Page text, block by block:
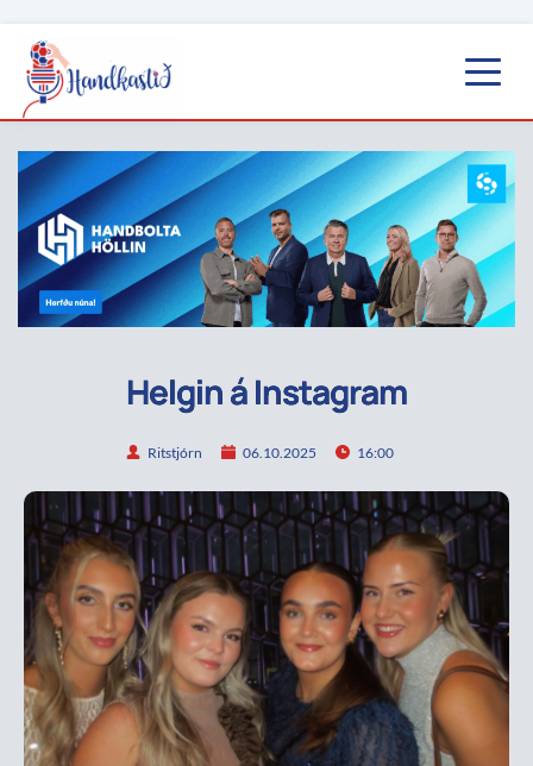
Helgin á Instagram
Ritstjórn 06.10.2025 16:00